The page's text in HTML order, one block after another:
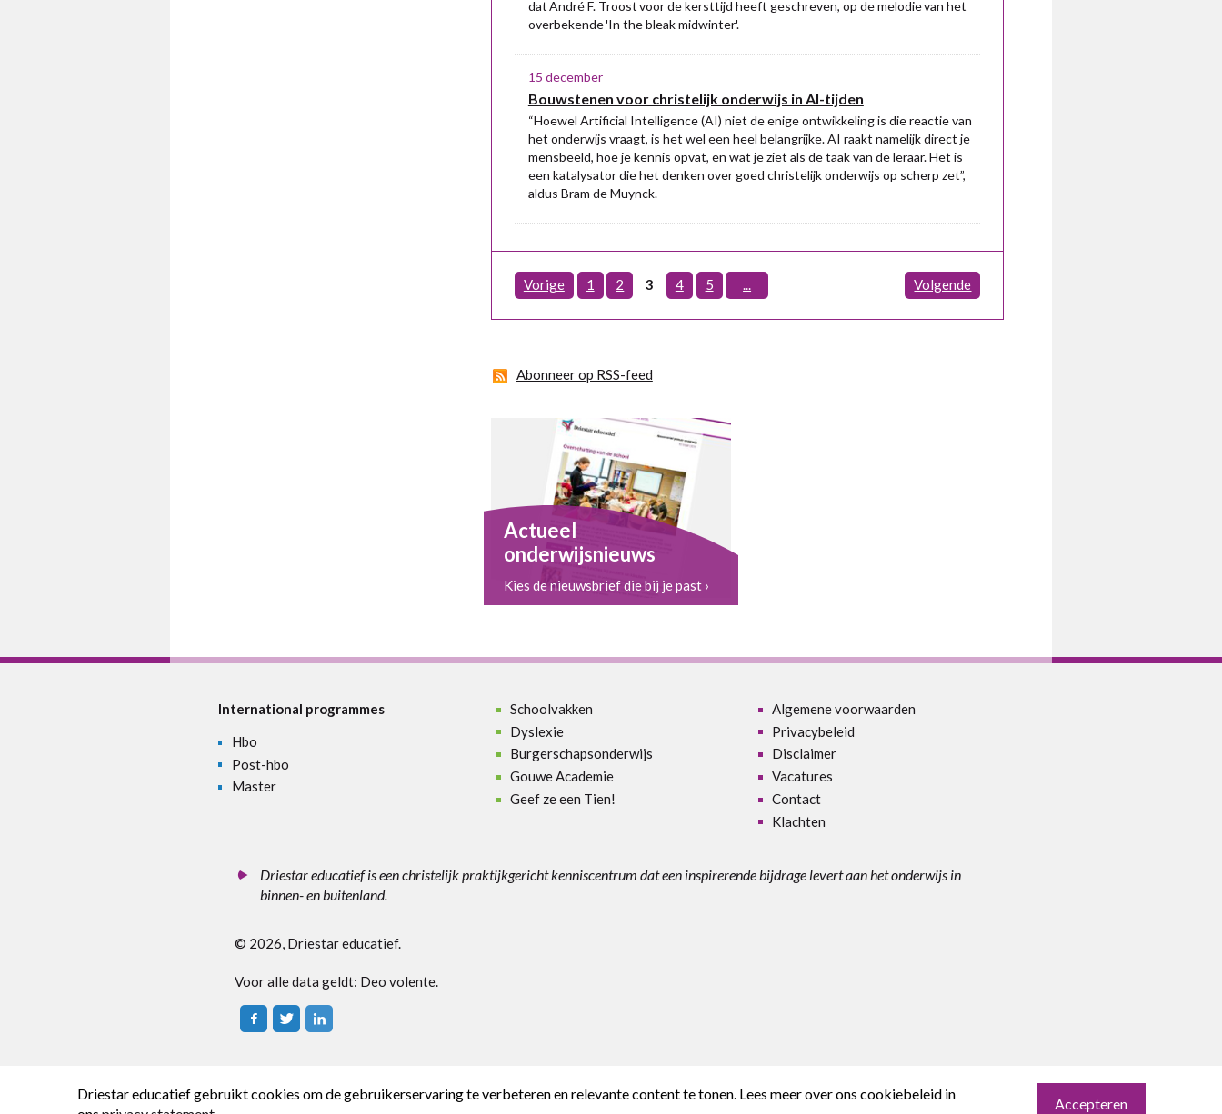
Driestar educatief gebruikt cookies om de gebruikerservaring te verbeteren en relevante content te tonen. Lees meer over ons cookiebeleid in
dat André F. Troost voor de kersttijd heeft geschreven, op de melodie van het
overbekende 'In the bleak midwinter'.
15 december
Bouwstenen voor christelijk onderwijs in AI-tijden
“Hoewel Artificial Intelligence (AI) niet de enige ontwikkeling is die reactie van
het onderwijs vraagt, is het wel een heel belangrijke. AI raakt namelijk direct je
mensbeeld, hoe je kennis opvat, en wat je ziet als de taak van de leraar. Het is
een katalysator die het denken over goed christelijk onderwijs op scherp zet”,
aldus Bram de Muynck.
Vorige 1 2 3 4 5 ... Volgende
Abonneer op RSS-feed
Actueel
onderwijsnieuws
Kies de nieuwsbrief die bij je past ›
International programmes
Hbo
Post-hbo
Master
Schoolvakken
Dyslexie
Burgerschapsonderwijs
Gouwe Academie
Geef ze een Tien!
Algemene voorwaarden
Privacybeleid
Disclaimer
Vacatures
Contact
Klachten
Driestar educatief is een christelijk praktijkgericht kenniscentrum dat een inspirerende bijdrage levert aan het onderwijs in
binnen- en buitenland.
© 2026, Driestar educatief.
Voor alle data geldt: Deo volente.